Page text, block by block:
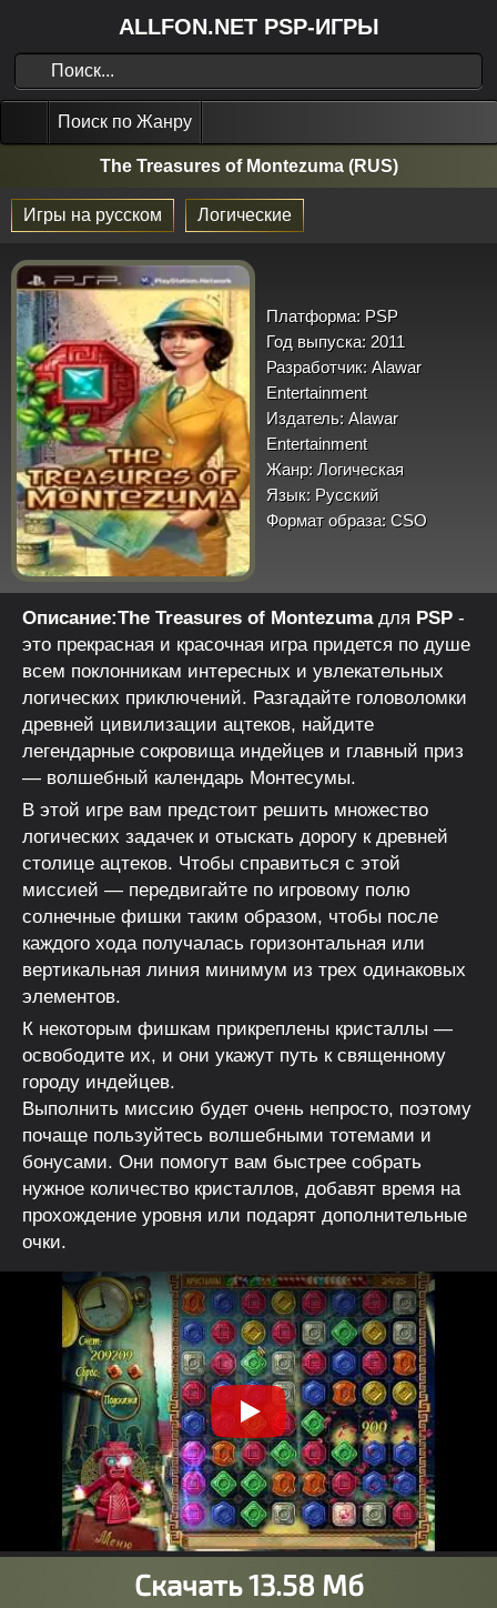
ALLFON.NET PSP-ИГРЫ
Поиск по Жанру
The Treasures of Montezuma (RUS)
Игры на русском Логические
Платформа: PSP
Год выпуска: 2011
Разработчик: Alawar
Entertainment
Издатель: Alawar
Entertainment
Жанр: Логическая
Язык: Русский
Формат образа: CSO
Описание:The Treasures of Montezumaдля PSP -
это прекрасная и красочная игра придется по душе
всем поклонникам интересных и увлекательных
логических приключений. Разгадайте головоломки
древней цивилизации ацтеков, найдите
легендарные сокровища индейцев и главный приз
— волшебный календарь Монтесумы.
В этой игре вам предстоит решить множество
логических задачек и отыскать дорогу к древней
столице ацтеков. Чтобы справиться с этой
миссией — передвигайте по игровому полю
солнечные фишки таким образом, чтобы после
каждого хода получалась горизонтальная или
вертикальная линия минимум из трех одинаковых
элементов.
К некоторым фишкам прикреплены кристаллы —
освободите их, и они укажут путь к священному
городу индейцев.
Выполнить миссию будет очень непросто, поэтому
почаще пользуйтесь волшебными тотемами и
бонусами. Они помогут вам быстрее собрать
нужное количество кристаллов, добавят время на
прохождение уровня или подарят дополнительные
очки.